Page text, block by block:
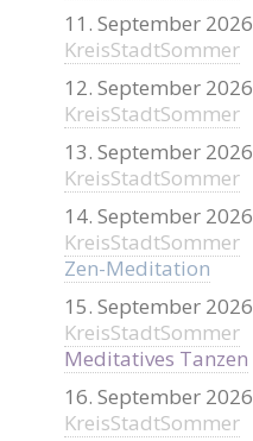
11. September 2026
KreisStadtSommer
12. September 2026
KreisStadtSommer
13. September 2026
KreisStadtSommer
14. September 2026
KreisStadtSommer
Zen-Meditation
15. September 2026
KreisStadtSommer
Meditatives Tanzen
16. September 2026
KreisStadtSommer